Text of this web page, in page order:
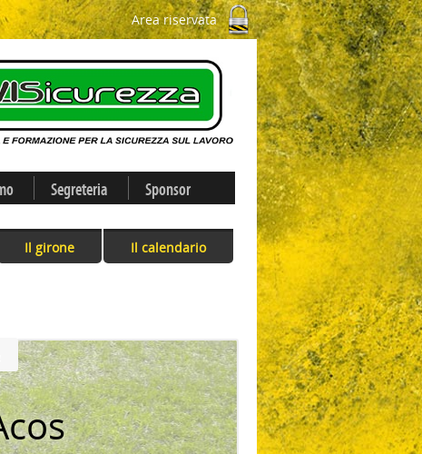
Area riservata
Segreteria Sponsor
Il girone Il calendario